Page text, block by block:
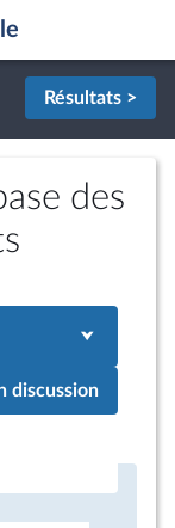
Résultats >
des
discussion